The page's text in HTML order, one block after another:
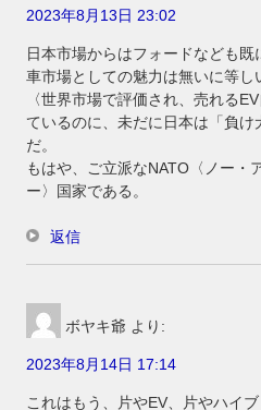
2023年8月13日 23:02
日本市場からはフォードなども
車市場としての魅力は無いに等し
〈世界市場で評価され、売れる
ているのに、未だに日本は「負け
だ。
もはや、ご立派なNATO〈ノー・
ー〉国家である。
返信
ボヤキ爺 より:
2023年8月14日 17:14
これはもう、片やEV、片やハイ